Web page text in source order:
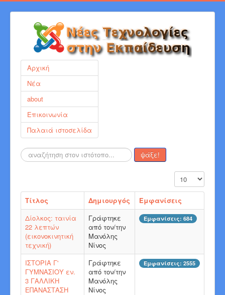
Αρχική
Νέα
about
Επικοινωνία
Παλαιά ιστοσελίδα
Αναζήτηση... ψάξε!
Εμφάνιση #
Τίτλος Δημιουργός
Εμφανίσεις
Δίολκος: ταινία
22 λεπτών
(εικονοκινητική
τεχνική)
Γράφτηκε
από τον/την
Μανόλης
Νίνος
Εμφανίσεις: 684
ΙΣΤΟΡΙΑ Γ'
ΓΥΜΝΑΣΙΟΥ εν.
3 ΓΑΛΛΙΚΗ
ΕΠΑΝΑΣΤΑΣΗ
Γράφτηκε
από τον/την
Μανόλης
Νίνος
Εμφανίσεις: 2555